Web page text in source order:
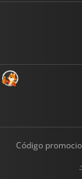
Código